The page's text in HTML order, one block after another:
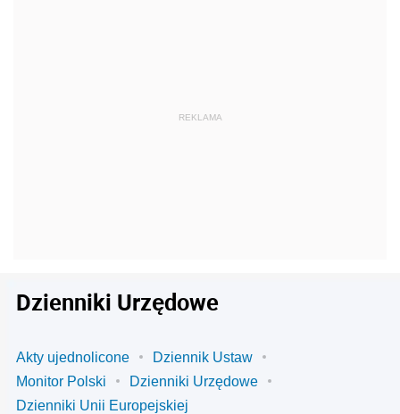
Dzienniki Urzędowe
Akty ujednolicone
Dziennik Ustaw
Monitor Polski
Dzienniki Urzędowe
Dzienniki Unii Europejskiej